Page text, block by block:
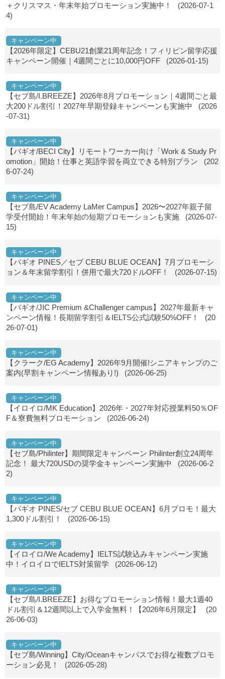
＋クリスマス・年末年始プロモーション実施中！
(2026-07-1
4)
キャンペーン中
【2026年限定】CEBU21創業21周年記念！フィリピン留学応援
キャンペーン開催｜4週間ごとに10,000円OFF (2026-01-15)
キャンペーン中
【セブ島/I.BREEZE】2026年8月プロモーション｜4週間ごと最
大200ドル割引！2027年早期登録キャンペーンも実施中
(2026
-07-31)
キャンペーン中
【バギオ/BECI City】リモートワーカー向け「Work & Study Pr
omotion」開始！仕事と英語学習を両立できる特別プラン (202
6-07-24)
キャンペーン中
【セブ島/EV Academy LaMer Campus】2026〜2027年親子留
学受付開始！年末年始の短期プロモーションも実施 (2026-07-
15)
キャンペーン中
【バギオ PINES／セブ CEBU BLUE OCEAN】7月プロモーシ
ョン＆年末留学割引！併用で最大720ドルOFF！
(2026-07-15)
キャンペーン中
【バギオ/JIC Premium &Challenger campus】2027年最新キャ
ンペーン情報！長期留学割引＆IELTS公式試験50%OFF！
(20
26-07-01)
キャンペーン中
【クラーク/EG Academy】2026年9月開催!シニアキャンプのご
案内(早割キャンペーン情報あり!) (2026-06-25)
キャンペーン中
【イロイロ/MK Education】2026年・2027年対応授業料50％OF
F＆寮費無料プロモーション (2026-06-24)
キャンペーン中
【セブ島/Philinter】期間限定キャンペーン Philinter創立24周年
記念！ 最大720USDの奨学金キャンペーン実施中
(2026-06-2
2)
キャンペーン中
【バギオ PINES/セブ CEBU BLUE OCEAN】6月プロモ！最大
1,300ドル割引！
(2026-06-15)
キャンペーン中
【イロイロ/We Academy】IELTS試験込みキャンペーン実施
中！イロイロでIELTS対策留学 (2026-06-12)
キャンペーン中
【セブ島/I.BREEZE】お得なプロモーション情報！最大1週40
ドル割引＆12週間以上で入学金無料！【2026年6月限定】
(20
26-06-03)
キャンペーン中
【セブ島/Winning】City/Oceanキャンパスでお得な複数プロモ
ーション必見！
(2026-05-28)